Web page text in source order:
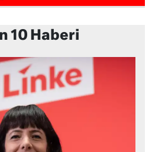
10 Haberi